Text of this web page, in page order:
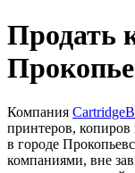
Продать
Компания
принтеров,
в городе
компаниями, вне